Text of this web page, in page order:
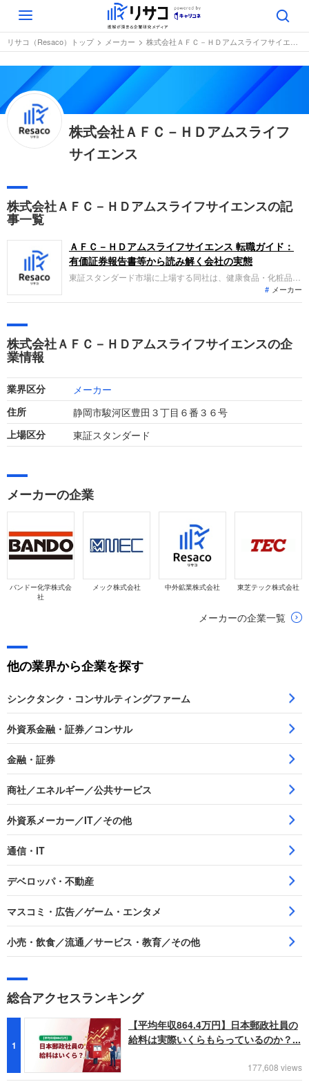
Toggle
navigation
リサコ（Resaco）トップ メーカー 株式会社ＡＦＣ－ＨＤアムスライフサイエンス
株式会社ＡＦＣ－ＨＤアムスライフ
サイエンス
株式会社ＡＦＣ－ＨＤアムスライフサイエンスの記
事一覧
ＡＦＣ－ＨＤアムスライフサイエンス 転職ガイド：
有価証券報告書等から読み解く会社の実態
東証スタンダード市場に上場する同社は、健康食品・化粧品・
医薬品の製造販売を中核とし、百貨店事業や飲食事業なども展
開する企業グループです。直近の決算では、ヘルスケア事業の
メーカー
株式会社ＡＦＣ－ＨＤアムスライフサイエンスの企
業情報
業界区分 メーカー
住所 静岡市駿河区豊田３丁目６番３６号
上場区分 東証スタンダード
メーカーの企業
バンドー化学株式会
社
メック株式会社 中外鉱業株式会社 東芝テック株式会社
メーカーの企業一覧
他の業界から企業を探す
シンクタンク・コンサルティングファーム
外資系金融・証券／コンサル
金融・証券
商社／エネルギー／公共サービス
外資系メーカー／IT／その他
通信・IT
デベロッパ・不動産
マスコミ・広告／ゲーム・エンタメ
小売・飲食／流通／サービス・教育／その他
総合アクセスランキング
1
【平均年収864.4万円】日本郵政社員の
給料は実際いくらもらっているのか？...
177,608 views